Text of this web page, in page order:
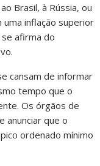
Brasil, à Rússia, ou
uma inflação superior
afirma do
cansam de informar
tempo que o
Os órgãos de
anunciar que o
ordenado mínimo